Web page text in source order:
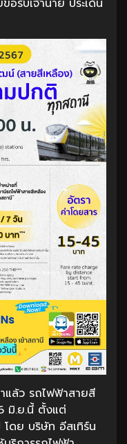
อรับเจ้านาย ประเด็น
แล้ว รถไฟฟ้าสายสี
มิ.ย.นี้ ตั้งแต่
ดย บริษัท อีสเทิร์น